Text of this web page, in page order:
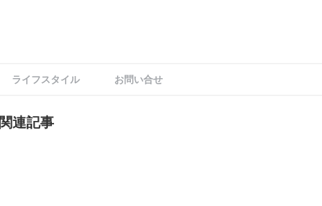
ライフスタイル お問い合せ
関連記事